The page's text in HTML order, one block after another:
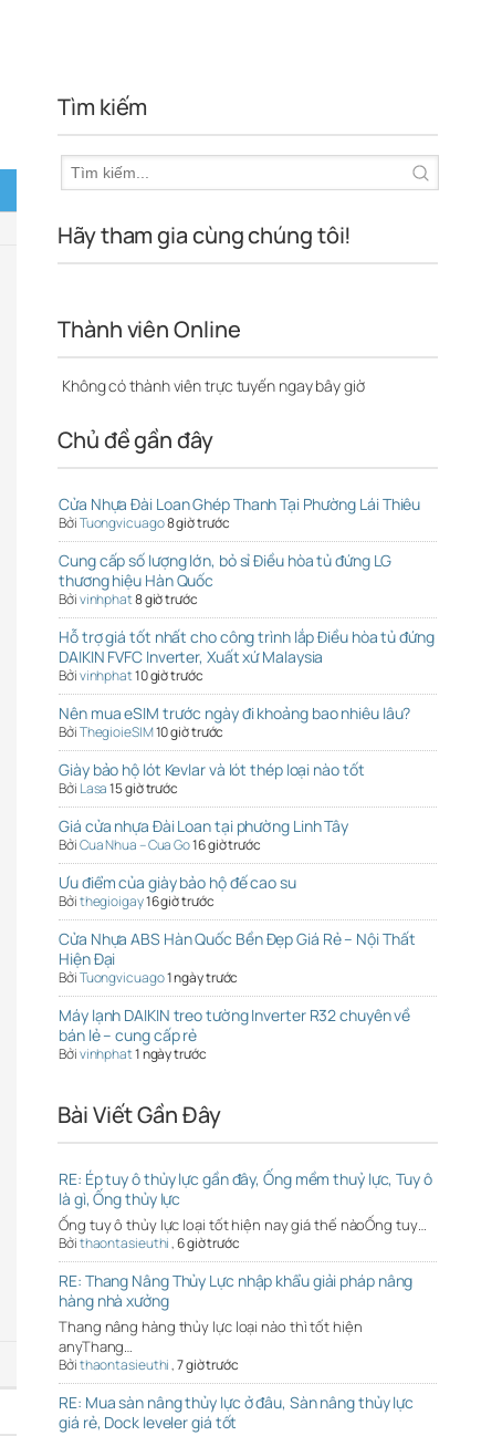
Tìm kiếm
Hãy tham gia cùng chúng tôi!
Thành viên Online
Không có thành viên trực tuyến ngay bây giờ
Chủ đề gần đây
Cửa Nhựa Đài Loan Ghép Thanh Tại Phường Lái Thiêu
BởiTuongvicuago8 giờ trước
Cung cấp số lượng lớn, bỏ sỉ Điều hòa tủ đứng LG
thương hiệu Hàn Quốc
Bởivinhphat8 giờ trước
Hỗ trợ giá tốt nhất cho công trình lắp Điều hòa tủ đứng
DAIKIN FVFC Inverter, Xuất xứ Malaysia
Bởivinhphat10 giờ trước
Nên mua eSIM trước ngày đi khoảng bao nhiêu lâu?
BởiThegioieSIM10 giờ trước
Giày bảo hộ lót Kevlar và lót thép loại nào tốt
Bởi Lasa15 giờ trước
Giá cửa nhựa Đài Loan tại phường Linh Tây
BởiCua Nhua – Cua Go16 giờ trước
Ưu điểm của giày bảo hộ đế cao su
Bởithegioigay16 giờ trước
Cửa Nhựa ABS Hàn Quốc Bền Đẹp Giá Rẻ – Nội Thất
Hiện Đại
BởiTuongvicuago1 ngày trước
Máy lạnh DAIKIN treo tường Inverter R32 chuyên về
bán lẻ – cung cấp rẻ
Bởivinhphat1 ngày trước
Bài Viết Gần Đây
RE: Ép tuy ô thủy lực gần đây, Ống mềm thuỷ lực, Tuy ô
là gì, Ống thủy lực
Ống tuy ô thủy lực loại tốt hiện nay giá thế nàoỐng tuy…
Bởithaontasieuthi,6 giờ trước
RE: Thang Nâng Thủy Lực nhập khẩu giải pháp nâng
hàng nhà xưởng
Thang nâng hàng thủy lực loại nào thì tốt hiện
anyThang…
Bởithaontasieuthi,7 giờ trước
RE: Mua sàn nâng thủy lực ở đâu, Sàn nâng thủy lực
giá rẻ, Dock leveler giá tốt